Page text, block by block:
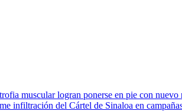
muscular logran ponerse en pie con nuevo
infiltración del Cártel de Sinaloa en